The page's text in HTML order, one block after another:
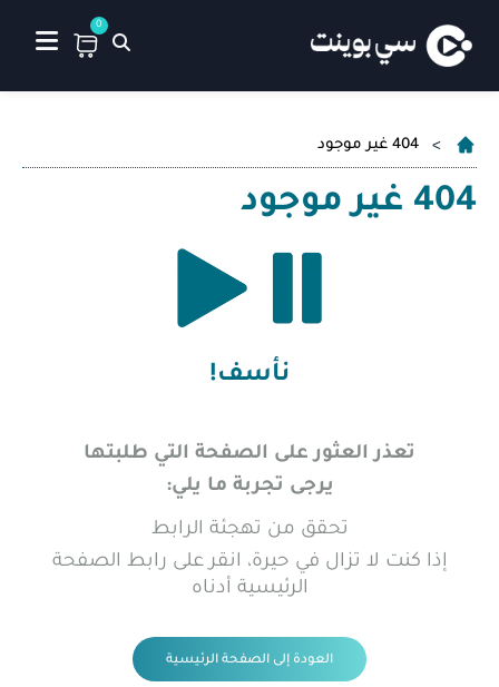
0
404 غير موجود
404 غير موجود
نأسف!
تعذر العثور على الصفحة التي طلبتها
يرجى تجربة ما يلي:
تحقق من تهجئة الرابط
إذا كنت لا تزال في حيرة، انقر على رابط الصفحة
الرئيسية أدناه
العودة إلى الصفحة الرئيسية